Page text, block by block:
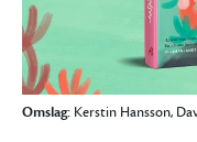
Omslag: Kerstin Hansson,